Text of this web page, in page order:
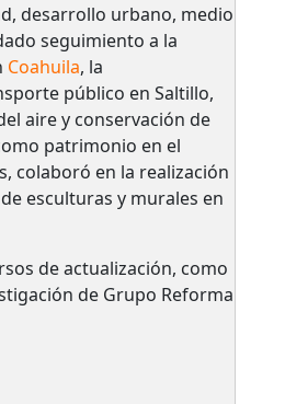
desarrollo urbano, medio
seguimiento a la
Coahuila, la
público en Saltillo,
aire y conservación de
patrimonio en el
colaboró en la realización
esculturas y murales en
de actualización, como
de Grupo Reforma